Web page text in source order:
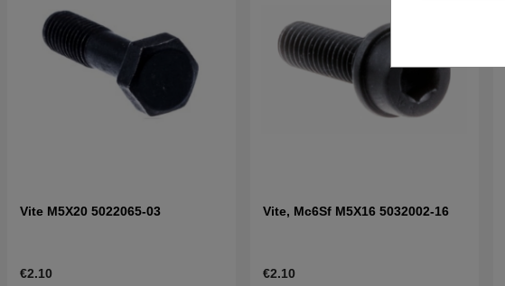
Vite M5X20 5022065-03
€2.10
Vite, Mc6Sf M5X16 5032002-16
€2.10